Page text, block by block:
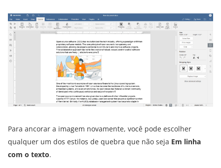
Para ancorar a imagem novamente, você pode escolher
qualquer um dos estilos de quebra que não seja Em linha
com o texto.